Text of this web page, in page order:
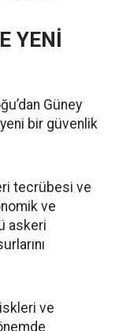
YENİ
Güney
bir güvenlik
tecrübesi ve
ve
askeri
ve